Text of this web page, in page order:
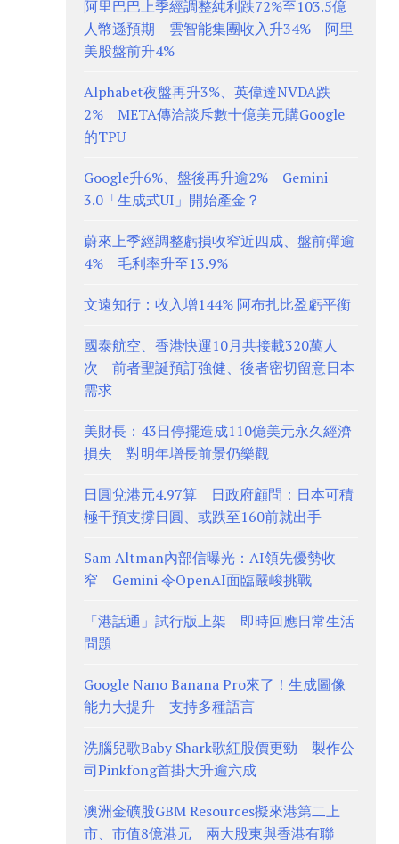
阿里巴巴上季經調整純利跌72%至103.5億
人幣遜預期 雲智能集團收入升34% 阿里
美股盤前升4%
Alphabet夜盤再升3%、英偉達NVDA跌
2% META傳洽談斥數十億美元購Google
的TPU
Google升6%、盤後再升逾2% Gemini
3.0「生成式UI」開始產金？
蔚來上季經調整虧損收窄近四成、盤前彈逾
4% 毛利率升至13.9%
文遠知行：收入增144% 阿布扎比盈虧平衡
國泰航空、香港快運10月共接載320萬人
次 前者聖誕預訂強健、後者密切留意日本
需求
美財長：43日停擺造成110億美元永久經濟
損失 對明年增長前景仍樂觀
日圓兌港元4.97算 日政府顧問：日本可積
極干預支撐日圓、或跌至160前就出手
Sam Altman內部信曝光：AI領先優勢收
窄 Gemini 令OpenAI面臨嚴峻挑戰
「港話通」試行版上架 即時回應日常生活
問題
Google Nano Banana Pro來了！生成圖像
能力大提升 支持多種語言
洗腦兒歌Baby Shark歌紅股價更勁 製作公
司Pinkfong首掛大升逾六成
澳洲金礦股GBM Resources擬來港第二上
市、市值8億港元 兩大股東與香港有聯